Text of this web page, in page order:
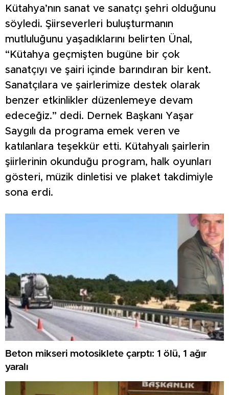
Kütahya’nın sanat ve sanatçı şehri olduğunu
söyledi. Şiirseverleri buluşturmanın
mutluluğunu yaşadıklarını belirten Ünal,
“Kütahya geçmişten bugüne bir çok
sanatçıyı ve şairi içinde barındıran bir kent.
Sanatçılara ve şairlerimize destek olarak
benzer etkinlikler düzenlemeye devam
edeceğiz.” dedi. Dernek Başkanı Yaşar
Saygılı da programa emek veren ve
katılanlara teşekkür etti. Kütahyalı şairlerin
şiirlerinin okunduğu program, halk oyunları
gösteri, müzik dinletisi ve plaket takdimiyle
sona erdi.
Beton mikseri motosiklete çarptı: 1 ölü, 1 ağır
yaralı